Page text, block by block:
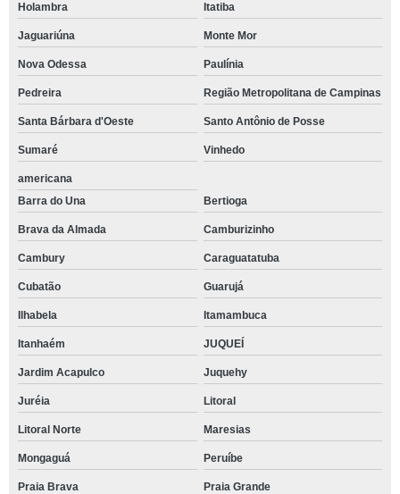
Holambra
Itatiba
Jaguariúna Monte Mor
Nova Odessa Paulínia
Pedreira Região Metropolitana de Campinas
Santa Bárbara d'Oeste Santo Antônio de Posse
Sumaré Vinhedo
americana
Barra do Una
Bertioga
Brava da Almada Camburizinho
Cambury Caraguatatuba
Cubatão Guarujá
Ilhabela Itamambuca
Itanhaém JUQUEÍ
Jardim Acapulco Juquehy
Juréia Litoral
Litoral Norte Maresias
Mongaguá Peruíbe
Praia Brava Praia Grande